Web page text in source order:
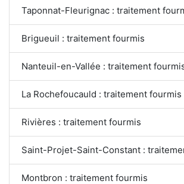
Taponnat-Fleurignac : traitement
Brigueuil : traitement fourmis
Nanteuil-en-Vallée : traitement
La Rochefoucauld : traitement fourmis
Rivières : traitement fourmis
Saint-Projet-Saint-Constant :
Montbron : traitement fourmis